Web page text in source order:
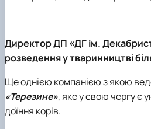
Директор ДП «ДГ ім.
розведення у тваринництві
Ще однією компанією з якою
«Терезине», яке у свою чергу є
доїння корів.